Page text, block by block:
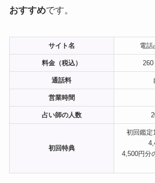
おすすめです。
サイト名 電話
料金（税込）
通話料
営業時間
占い師の人数
初回特典
初回鑑定
4,500円分